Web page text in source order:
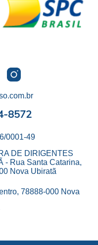
8572
0001-49
DE DIRIGENTES
- Rua Santa Catarina,
Nova Ubiratã
78888-000 Nova